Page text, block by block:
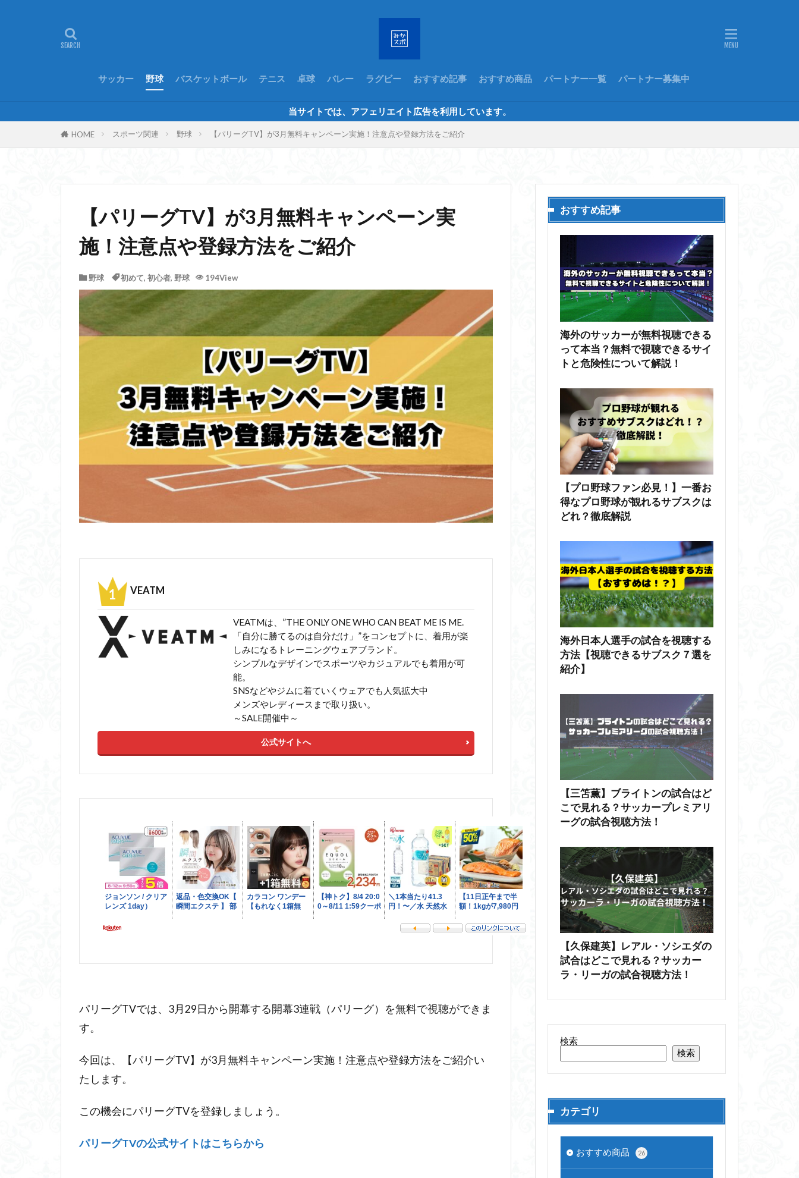
サッカー 野球 バスケットボール テニス 卓球 バレー ラグビー おすすめ記事 おすすめ商品 パートナー一覧 パートナー募集中
当サイトでは、アフェリエイト広告を利用しています。
HOME スポーツ関連 野球 【パリーグTV】が3月無料キャンペーン実施！注意点や登録方法をご紹介
【パリーグTV】が3月無料キャンペーン実
施！注意点や登録方法をご紹介
野球 初めて, 初心者, 野球 194View
VEATM
VEATMは、”THE ONLY ONE WHO CAN BEAT ME IS ME.
「自分に勝てるのは自分だけ」”をコンセプトに、着用が楽
しみになるトレーニングウェアブランド。
シンプルなデザインでスポーツやカジュアルでも着用が可
能。
SNSなどやジムに着ていくウェアでも人気拡大中
メンズやレディースまで取り扱い。
～SALE開催中～
公式サイトへ
パリーグTVでは、3月29日から開幕する開幕3連戦（パリーグ）を無料で視聴ができま
す。
今回は、【パリーグTV】が3月無料キャンペーン実施！注意点や登録方法をご紹介い
たします。
この機会にパリーグTVを登録しましょう。
パリーグTVの公式サイトはこちらから
おすすめ記事
海外のサッカーが無料視聴できる
って本当？無料で視聴できるサイ
トと危険性について解説！
【プロ野球ファン必見！】一番お
得なプロ野球が観れるサブスクは
どれ？徹底解説
海外日本人選手の試合を視聴する
方法【視聴できるサブスク７選を
紹介】
【三笘薫】ブライトンの試合はど
こで見れる？サッカープレミアリ
ーグの試合視聴方法！
【久保建英】レアル・ソシエダの
試合はどこで見れる？サッカー
ラ・リーガの試合視聴方法！
検索
検索
カテゴリ
おすすめ商品 26